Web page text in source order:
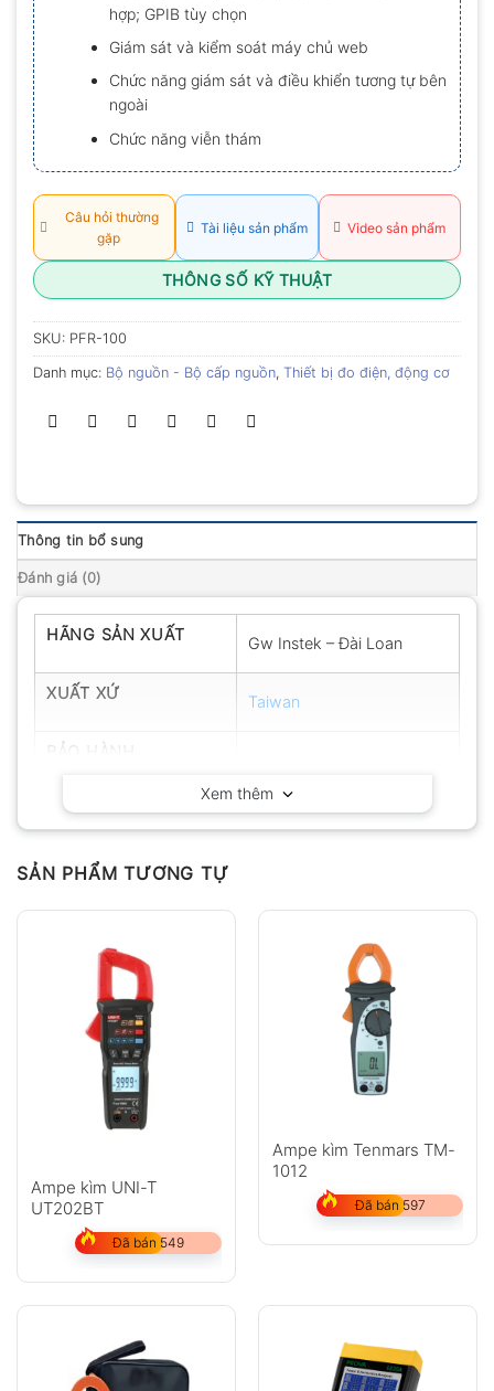
hợp; GPIB tùy chọn
Giám sát và kiểm soát máy chủ web
Chức năng giám sát và điều khiển tương tự bên
ngoài
Chức năng viễn thám
Câu hỏi thường
gặp
Tài liệu sản phẩm Video sản phẩm
THÔNG SỐ KỸ THUẬT
SKU: PFR-100
Danh mục: Bộ nguồn - Bộ cấp nguồn, Thiết bị đo điện, động cơ
Thông tin bổ sung
Đánh giá (0)
HÃNG SẢN XUẤT Gw Instek – Đài Loan
XUẤT XỨ Taiwan
Xem thêm
SẢN PHẨM TƯƠNG TỰ
Ampe kìm UNI-T
UT202BT
Đã bán 549
Ampe kìm Tenmars TM-
1012
Đã bán 597